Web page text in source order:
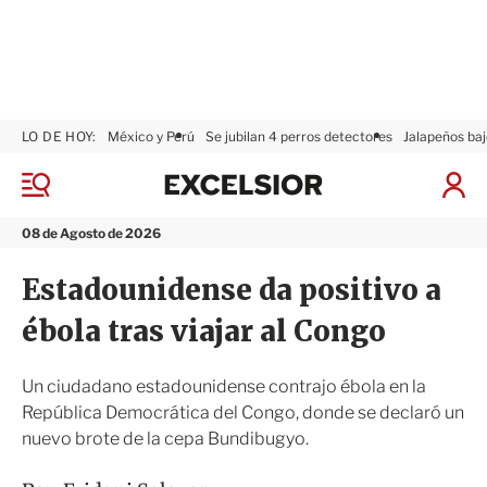
M
n
08 de Agosto de 2026
LO DE HOY: México y Perú Se jubilan 4 perros detectores Jalapeños
I
ó
x
i
r
Estadounidense da positivo a
ébola tras viajar al Congo
Un ciudadano estadounidense contrajo ébola en la
República Democrática del Congo, donde se declaró un
nuevo brote de la cepa Bundibugyo.